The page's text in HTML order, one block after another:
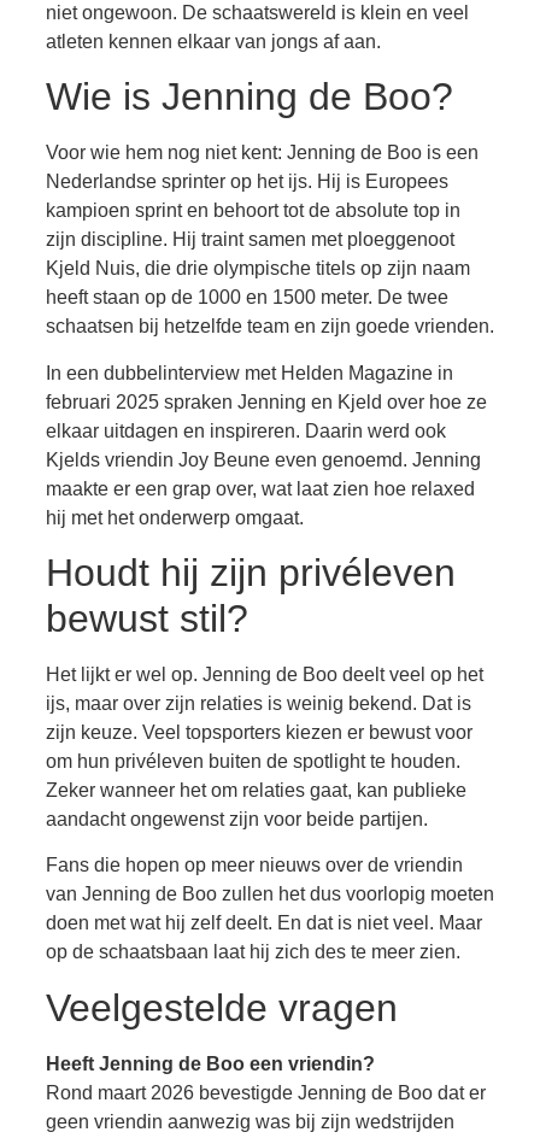
niet ongewoon. De schaatswereld is klein en veel
atleten kennen elkaar van jongs af aan.
Wie is Jenning de Boo?
Voor wie hem nog niet kent: Jenning de Boo is een
Nederlandse sprinter op het ijs. Hij is Europees
kampioen sprint en behoort tot de absolute top in
zijn discipline. Hij traint samen met ploeggenoot
Kjeld Nuis, die drie olympische titels op zijn naam
heeft staan op de 1000 en 1500 meter. De twee
schaatsen bij hetzelfde team en zijn goede vrienden.
In een dubbelinterview met Helden Magazine in
februari 2025 spraken Jenning en Kjeld over hoe ze
elkaar uitdagen en inspireren. Daarin werd ook
Kjelds vriendin Joy Beune even genoemd. Jenning
maakte er een grap over, wat laat zien hoe relaxed
hij met het onderwerp omgaat.
Houdt hij zijn privéleven
bewust stil?
Het lijkt er wel op. Jenning de Boo deelt veel op het
ijs, maar over zijn relaties is weinig bekend. Dat is
zijn keuze. Veel topsporters kiezen er bewust voor
om hun privéleven buiten de spotlight te houden.
Zeker wanneer het om relaties gaat, kan publieke
aandacht ongewenst zijn voor beide partijen.
Fans die hopen op meer nieuws over de vriendin
van Jenning de Boo zullen het dus voorlopig moeten
doen met wat hij zelf deelt. En dat is niet veel. Maar
op de schaatsbaan laat hij zich des te meer zien.
Veelgestelde vragen
Heeft Jenning de Boo een vriendin?
Rond maart 2026 bevestigde Jenning de Boo dat er
geen vriendin aanwezig was bij zijn wedstrijden